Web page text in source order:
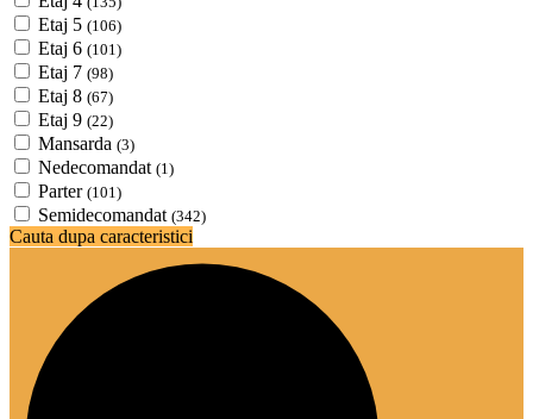
Etaj 5 (106)
Etaj 6 (101)
Etaj 7 (98)
Etaj 8 (67)
Etaj 9 (22)
Mansarda (3)
Nedecomandat (1)
Parter (101)
Semidecomandat (342)
Cauta dupa caracteristici